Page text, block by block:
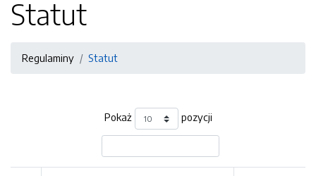
Statut
Regulaminy Statut
Pokaż pozycji